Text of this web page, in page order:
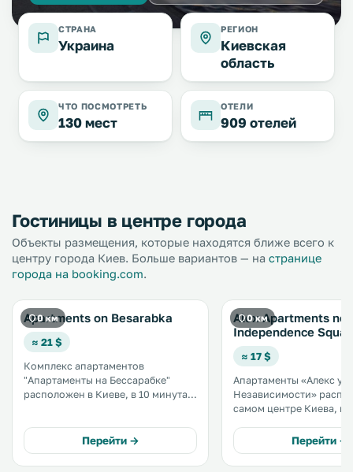
СТРАНА
Украина
РЕГИОН
Киевская
область
ЧТО ПОСМОТРЕТЬ
130 мест
ОТЕЛИ
909 отелей
Гостиницы в центре города
Объекты размещения, которые находятся ближе всего к
центру города Киев. Больше вариантов — на странице
города на booking.com.
0 км
Apartments on Besarabka
≈ 21 $
Комплекс апартаментов
"Апартаменты на Бессарабке"
расположен в Киеве, в 10 минутах
Перейти →
0 км
Alex Apartments
Independence
≈ 17 $
Апартаменты «Алекс у
Независимости»
самом центре Киева, в
Независимости и улицы
Крещатик. К услугам гостей
апартаменты с
Перейти →